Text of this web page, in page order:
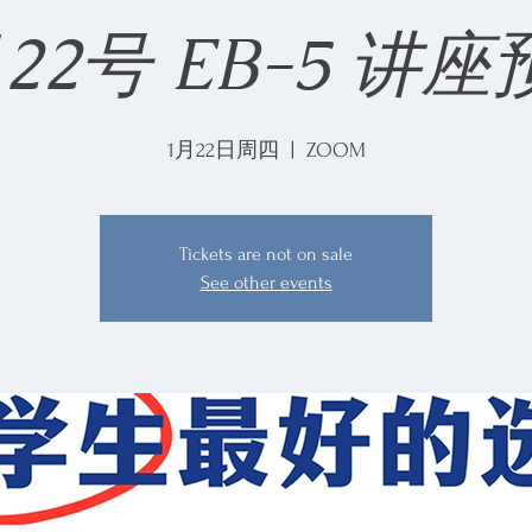
号 EB-5 讲座
1月22日周四 ZOOM
Tickets are not on sale
See other events